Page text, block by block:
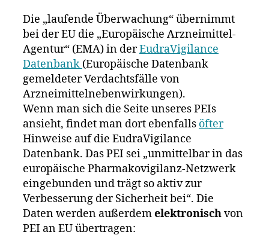
Die „laufende Überwachung“ übernimmt
bei der EU die „Europäische Arzneimittel-
Agentur“ (EMA) in derEudraVigilance
Datenbank (Europäische Datenbank
gemeldeter Verdachtsfälle von
Arzneimittelnebenwirkungen).
Wenn man sich die Seite unseres PEIs
ansieht, findet man dort ebenfalls öfter
Hinweise auf die EudraVigilance
Datenbank. Das PEI sei „unmittelbar in das
europäische Pharmakovigilanz-Netzwerk
eingebunden und trägt so aktiv zur
Verbesserung der Sicherheit bei“. Die
Daten werden außerdemelektronischvon
PEI an EU übertragen: